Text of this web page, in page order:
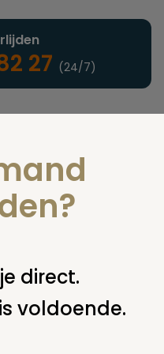
27 (24/7)
nieuws rechter:
vader
direct.
voldoende.